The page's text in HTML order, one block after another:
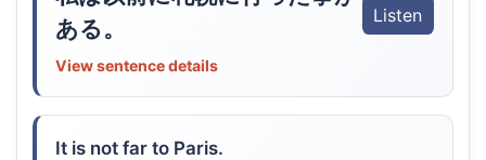
ある。
Listen
View sentence details
It is not far to Paris.